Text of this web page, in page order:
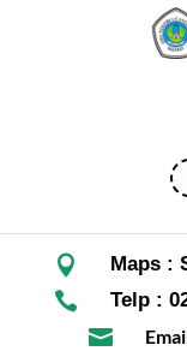
 Maps :
 Telp :
